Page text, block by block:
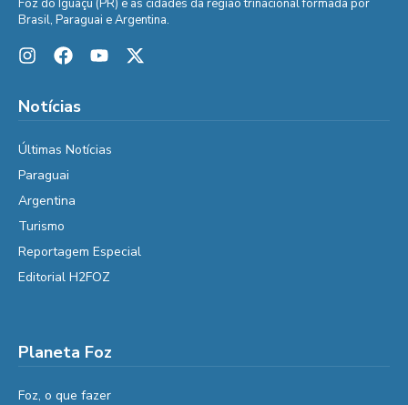
Foz do Iguaçu (PR) e as cidades da região trinacional formada por
Brasil, Paraguai e Argentina.
Notícias
Últimas Notícias
Paraguai
Argentina
Turismo
Reportagem Especial
Editorial H2FOZ
Planeta Foz
Foz, o que fazer